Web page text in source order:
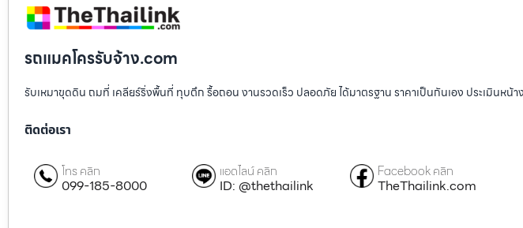
รถแมคโครรับจ้าง.com
รับเหมาขุดดิน ถมที่ เคลียร์ริ่งพื้นที่ ทุบตึก รื้อถอน งานรวดเร็ว ปลอดภัย ได้มาตรฐาน ราคาเป็นกันเอง ประเมินหน้า
ติดต่อเรา
โทร คลิก
099-185-8000
แอดไลน์ คลิก
ID: @thethailink
Facebook คลิก
TheThailink.com